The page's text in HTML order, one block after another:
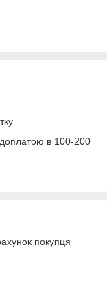
в 100-200
покупця